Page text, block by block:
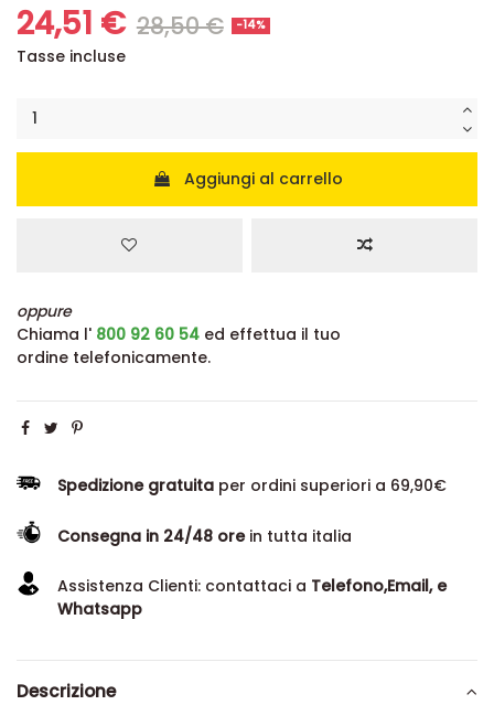
24,51 € 28,50 € -14%
Tasse incluse
Aggiungi al carrello
oppure
Chiama l' 800 92 60 54 ed effettua il tuo
ordine telefonicamente.
Spedizione gratuita per ordini superiori a 69,90€
Consegna in 24/48 orein tutta italia
Assistenza Clienti: contattaci a Telefono,Email, e
Whatsapp
Descrizione